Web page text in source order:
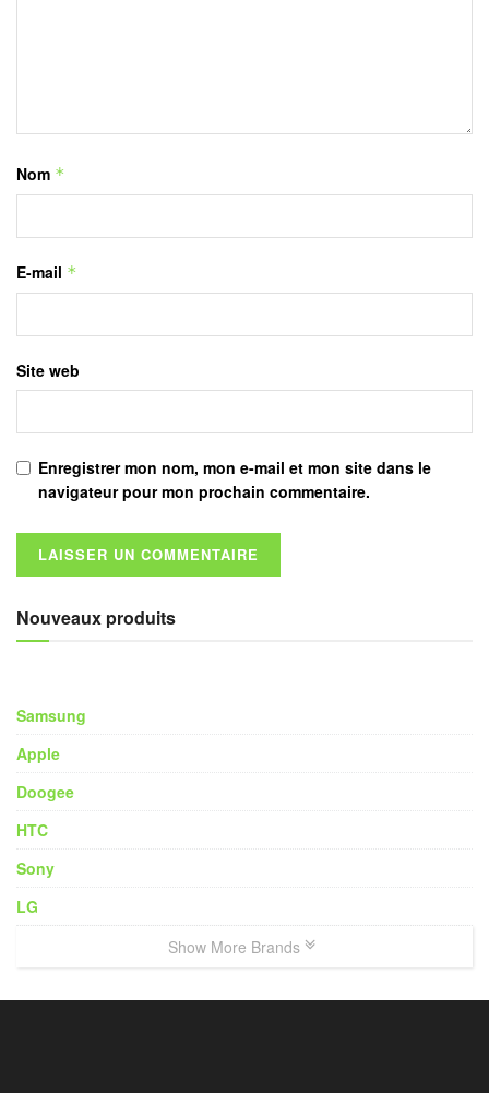
Nom *
E-mail *
Site web
Enregistrer mon nom, mon e-mail et mon site dans le
navigateur pour mon prochain commentaire.
Nouveaux produits
Samsung
Apple
Doogee
HTC
Sony
LG
Show More Brands